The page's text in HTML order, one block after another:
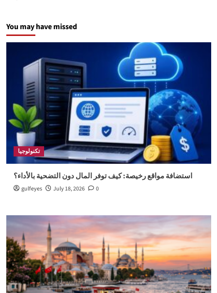
You may have missed
تكنولوجيا
استضافة مواقع رخيصة: كيف توفر المال دون التضحية بالأداء؟
gulfeyes July 18, 2026 0